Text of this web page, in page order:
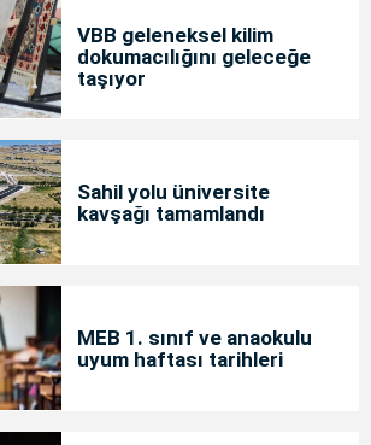
VBB geleneksel kilim
dokumacılığını geleceğe
taşıyor
Sahil yolu üniversite
kavşağı tamamlandı
MEB 1. sınıf ve anaokulu
uyum haftası tarihleri